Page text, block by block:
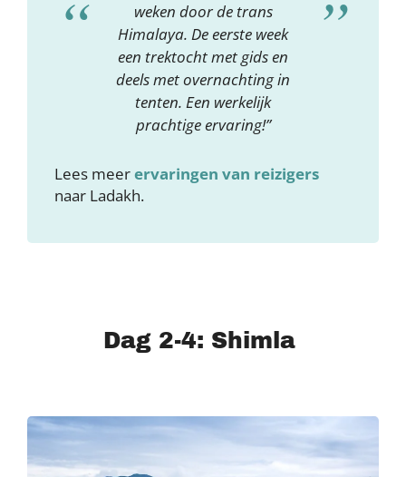
weken door de trans
Himalaya. De eerste week
een trektocht met gids en
deels met overnachting in
tenten. Een werkelijk
prachtige ervaring!”
Lees meerervaringen van reizigers
naar Ladakh.
Dag 2-4: Shimla